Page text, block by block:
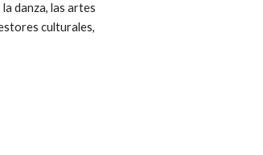
danza, las artes
culturales,